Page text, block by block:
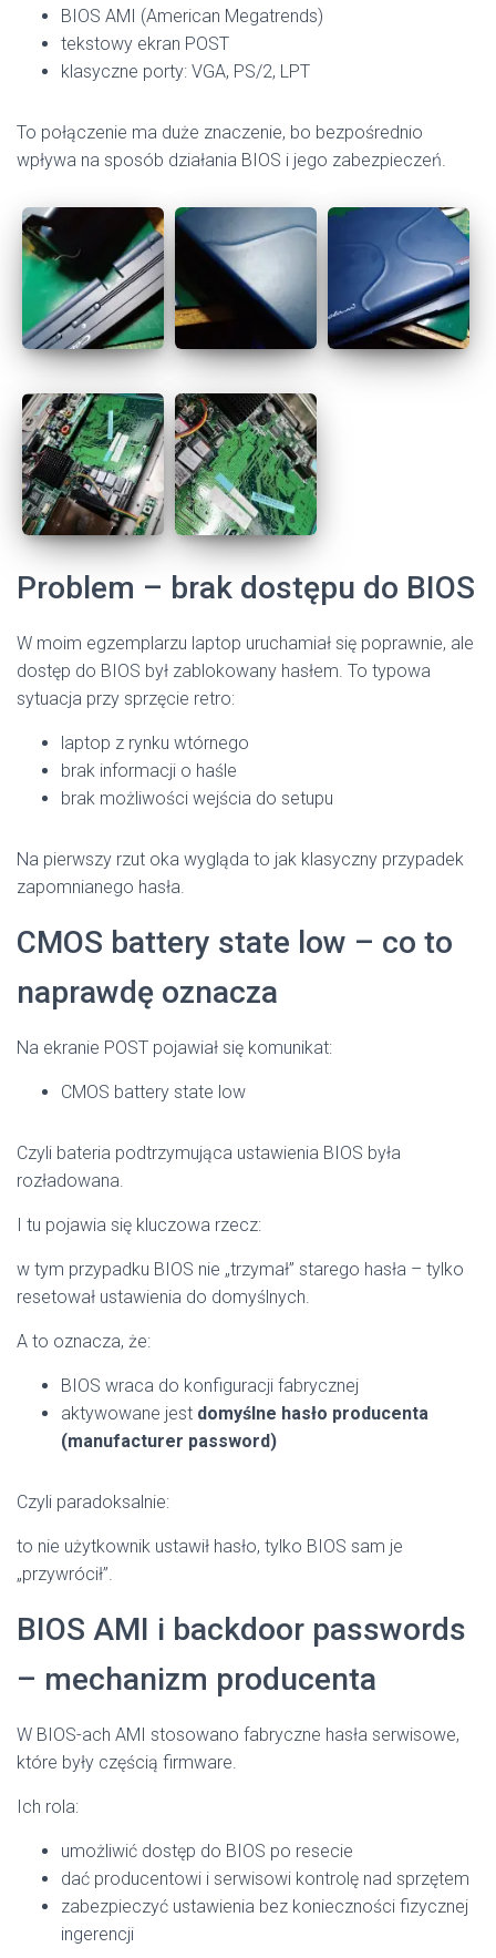
BIOS AMI (American Megatrends)
tekstowy ekran POST
klasyczne porty: VGA, PS/2, LPT
To połączenie ma duże znaczenie, bo bezpośrednio
wpływa na sposób działania BIOS i jego zabezpieczeń.
Problem – brak dostępu do BIOS
W moim egzemplarzu laptop uruchamiał się poprawnie, ale
dostęp do BIOS był zablokowany hasłem. To typowa
sytuacja przy sprzęcie retro:
laptop z rynku wtórnego
brak informacji o haśle
brak możliwości wejścia do setupu
Na pierwszy rzut oka wygląda to jak klasyczny przypadek
zapomnianego hasła.
CMOS battery state low – co to
naprawdę oznacza
Na ekranie POST pojawiał się komunikat:
CMOS battery state low
Czyli bateria podtrzymująca ustawienia BIOS była
rozładowana.
I tu pojawia się kluczowa rzecz:
w tym przypadku BIOS nie „trzymał” starego hasła – tylko
resetował ustawienia do domyślnych.
A to oznacza, że:
BIOS wraca do konfiguracji fabrycznej
aktywowane jest domyślne hasło producenta
(manufacturer password)
Czyli paradoksalnie:
to nie użytkownik ustawił hasło, tylko BIOS sam je
„przywrócił”.
BIOS AMI i backdoor passwords
– mechanizm producenta
W BIOS-ach AMI stosowano fabryczne hasła serwisowe,
które były częścią firmware.
Ich rola:
umożliwić dostęp do BIOS po resecie
dać producentowi i serwisowi kontrolę nad sprzętem
zabezpieczyć ustawienia bez konieczności fizycznej
ingerencji